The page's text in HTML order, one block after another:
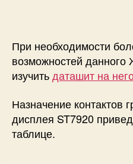
При необходимости
возможностей
изучитьдаташит на
Назначение контактов
дисплея ST7920
таблице.